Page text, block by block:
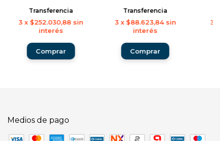
Transferencia
3 x $252.030,88 sin
interés
Transferencia
3 x $88.623,84 sin
interés
3
Medios de pago